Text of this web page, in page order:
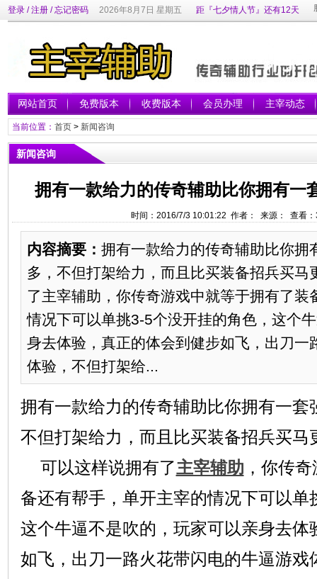
登录/注册/忘记密码 2026年8月7日 星期五 距『七夕情人节』还有12天
网站首页 免费版本 收费版本 会员办理 主宰动态
当前位置： 首页> 新闻咨询
新闻咨询
拥有一款给力的传奇辅助比你拥有一
时间：2016/7/3 10:01:22 作者： 来源： 查看：
内容摘要： 拥有一款给力的传奇辅助比你拥
多，不但打架给力，而且比买装备招兵买马
了主宰辅助，你传奇游戏中就等于拥有了装
情况下可以单挑3-5个没开挂的角色，这个
身去体验，真正的体会到健步如飞，出刀一
体验，不但打架给...
拥有一款给力的传奇辅助比你拥有一套
不但打架给力，而且比买装备招兵买马
可以这样说拥有了主宰辅助 ，你传
备还有帮手，单开主宰的情况下可以单
这个牛逼不是吹的，玩家可以亲身去体
如飞，出刀一路火花带闪电的牛逼游戏